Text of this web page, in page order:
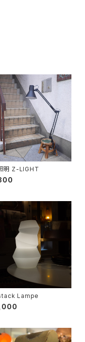
明 Z-LIGHT
Lampe